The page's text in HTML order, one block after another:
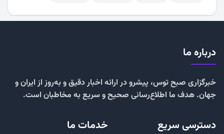
درباره ما
خبرگزاری صبح توس، پیشرو در ارائه اخبار دقیق و به‌روز از ایران و
جهان. هدف ما اطلاع‌رسانی صحیح و سریع به مخاطبان است.
دسترسی سریع خدمات ما